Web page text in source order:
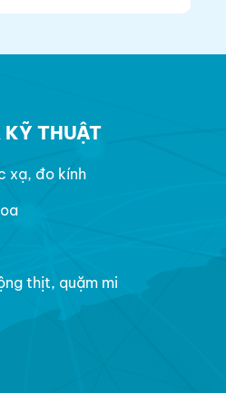
cuộc sống nếu
KỸ THUẬT
xạ, đo kính
thịt, quặm mi